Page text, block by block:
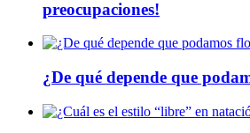
preocupaciones!
¿De qué depende que